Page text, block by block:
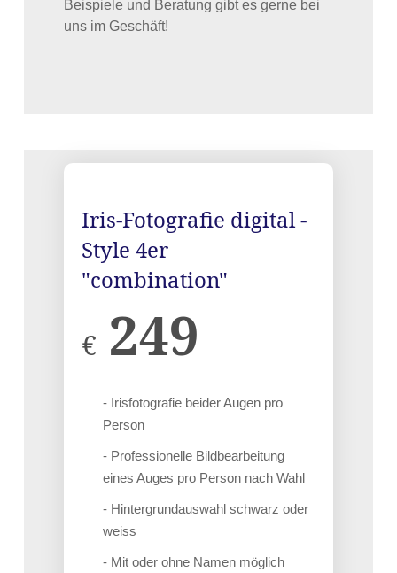
Beispiele und Beratung gibt es gerne bei
uns im Geschäft!
Iris-Fotografie digital -
Style 4er
"combination"
€ 249
- Irisfotografie beider Augen pro
Person
- Professionelle Bildbearbeitung
eines Auges pro Person nach Wahl
- Hintergrundauswahl schwarz oder
weiss
- Mit oder ohne Namen möglich